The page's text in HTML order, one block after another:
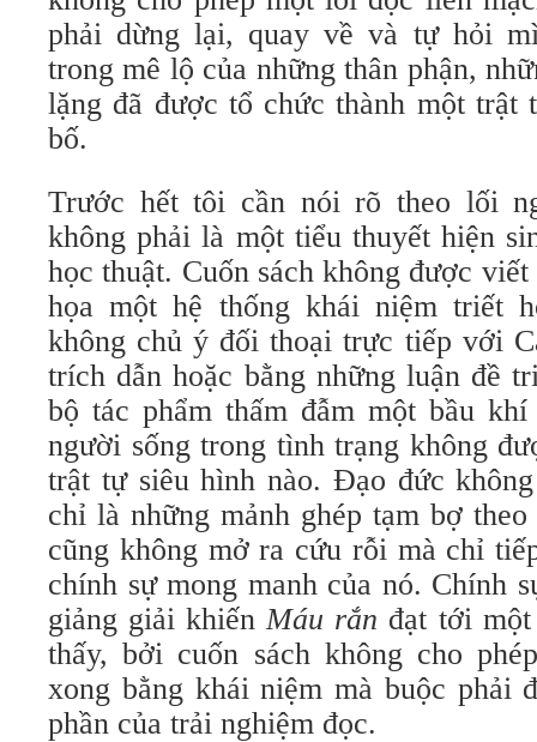
phải dừng lại, quay về và tự hỏi
trong mê lộ của những thân phận,
lặng đã được tổ chức thành một trật
bố.
Trước hết tôi cần nói rõ theo lối
không phải là một tiểu thuyết hiện
học thuật. Cuốn sách không được
họa một hệ thống khái niệm triết
không chủ ý đối thoại trực tiếp với
trích dẫn hoặc bằng những luận đề
bộ tác phẩm thấm đẫm một bầu
người sống trong tình trạng không
trật tự siêu hình nào. Đạo đức
chỉ là những mảnh ghép tạm bợ
cũng không mở ra cứu rỗi mà chỉ
chính sự mong manh của nó. Chính
giảng giải khiếnMáu rắn đạt tới
thấy, bởi cuốn sách không cho
xong bằng khái niệm mà buộc phải
phần của trải nghiệm đọc.